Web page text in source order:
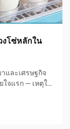
งโซ่หลักใน
และเศรษฐกิจ
จแรก — เหตุใด
ไข่ฟักเริ่มพัฒนา
ริงแล้วมีความ